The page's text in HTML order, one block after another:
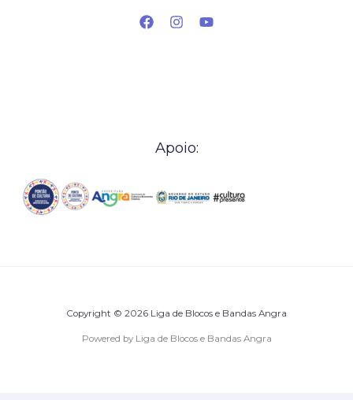
Apoio:
Copyright © 2026 Liga de Blocos e Bandas Angra
Powered by Liga de Blocos e Bandas Angra